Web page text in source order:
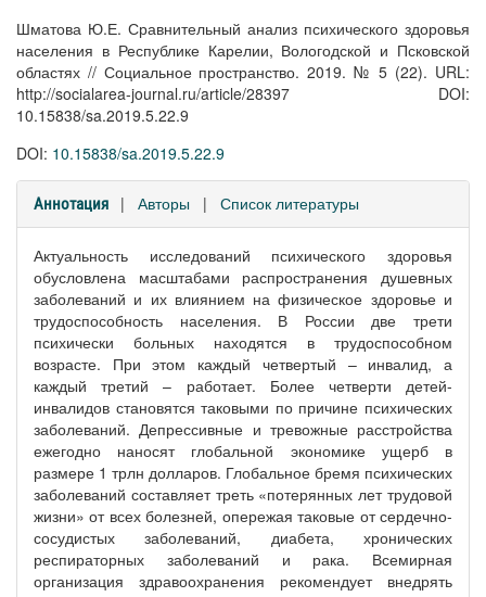
Шматова Ю.Е. Сравнительный анализ психического здоровья
населения в Республике Карелии, Вологодской и Псковской
областях // Социальное пространство. 2019. № 5 (22). URL:
http://socialarea-journal.ru/article/28397 DOI:
10.15838/sa.2019.5.22.9
DOI: 10.15838/sa.2019.5.22.9
Аннотация | Авторы | Список литературы
Актуальность исследований психического здоровья
обусловлена масштабами распространения душевных
заболеваний и их влиянием на физическое здоровье и
трудоспособность населения. В России две трети
психически больных находятся в трудоспособном
возрасте. При этом каждый четвертый – инвалид, а
каждый третий – работает. Более четверти детей-
инвалидов становятся таковыми по причине психических
заболеваний. Депрессивные и тревожные расстройства
ежегодно наносят глобальной экономике ущерб в
размере 1 трлн долларов. Глобальное бремя психических
заболеваний составляет треть «потерянных лет трудовой
жизни» от всех болезней, опережая таковые от сердечно-
сосудистых заболеваний, диабета, хронических
респираторных заболеваний и рака. Всемирная
организация здравоохранения рекомендует внедрять